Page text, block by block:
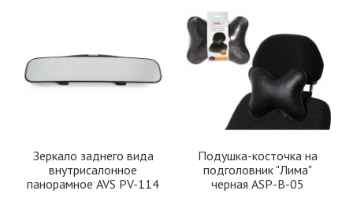
Зеркало заднего вида
внутрисалонное
панорамное AVS PV-114
Подушка-косточка на
подголовник "Лима"
черная ASP-B-05